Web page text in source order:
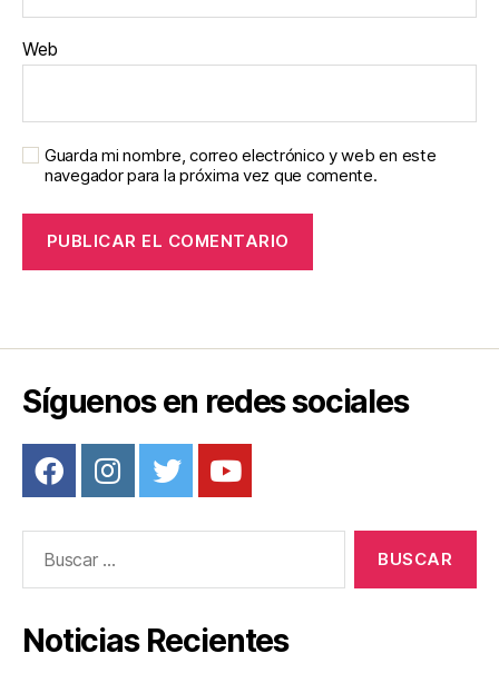
Web
Guarda mi nombre, correo electrónico y web en este
navegador para la próxima vez que comente.
Síguenos en redes sociales
Noticias Recientes